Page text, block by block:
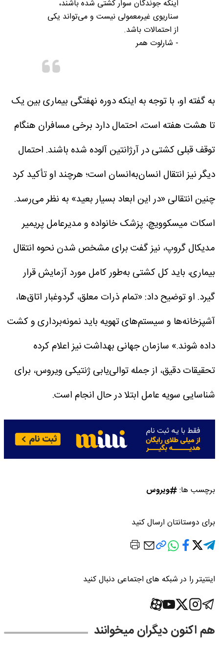
اینکه جوندگان سوار کشتی شده باشند،
سناریوی غیرمعمولی نیست و می‌تواند یکی
از احتمالات باشد.
- شارلوت همر
به گفته او، با توجه به اینکه دوره نهفتگی بیماری بین یک
تا هشت هفته است، احتمال دارد برخی مسافران هنگام
توقف قبلی کشتی در آرژانتین آلوده شده باشند. احتمال
دیگر نیز انتقال انسان‌به‌انسان است؛ هرچند او تأکید کرد
چنین انتقالی «در این ابعاد بسیار بعید» به نظر می‌رسد.
اسکات میسکوویچ، پزشک خانواده و مدیرعامل پریمیر
مدیکال گروپ، نیز گفت برای مشخص شدن نحوه انتقال
بیماری، باید کل کشتی به‌طور کامل مورد آزمایش قرار
گیرد. او توضیح داد: «تمام ذرات معلق، گردوغبار اتاق‌ها،
آشپزخانه‌ها و سیستم‌های تهویه باید نمونه‌برداری و کشت
داده شوند.» سازمان جهانی بهداشت نیز اعلام کرده
تحقیقات دقیق، از جمله توالی‌یابی ژنتیکی ویروس، برای
شناسایی سویه عامل ابتلا در حال انجام است.
برچسب ها: ویروس
برای دوستانتان ارسال کنید
اینتیتر را در شبکه های اجتماعی دنبال کنید
هم اکنون دیگران میخوانند